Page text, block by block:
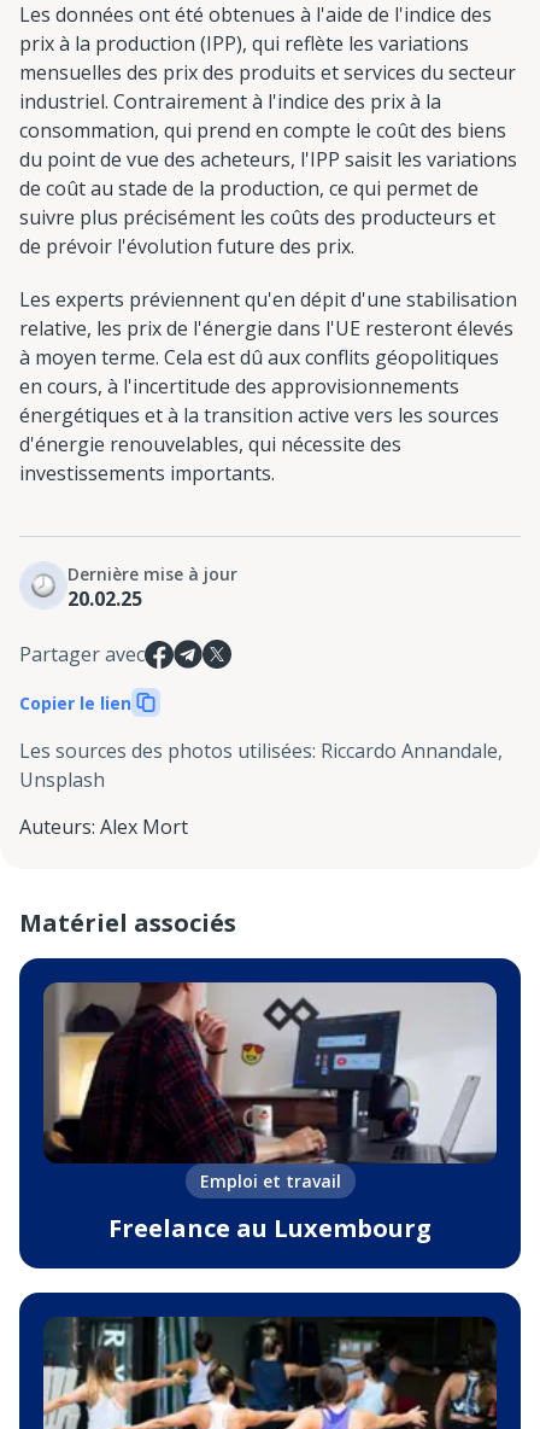
Les données ont été obtenues à l'aide de l'indice des
prix à la production (IPP), qui reflète les variations
mensuelles des prix des produits et services du secteur
industriel. Contrairement à l'indice des prix à la
consommation, qui prend en compte le coût des biens
du point de vue des acheteurs, l'IPP saisit les variations
de coût au stade de la production, ce qui permet de
suivre plus précisément les coûts des producteurs et
de prévoir l'évolution future des prix.
Les experts préviennent qu'en dépit d'une stabilisation
relative, les prix de l'énergie dans l'UE resteront élevés
à moyen terme. Cela est dû aux conflits géopolitiques
en cours, à l'incertitude des approvisionnements
énergétiques et à la transition active vers les sources
d'énergie renouvelables, qui nécessite des
investissements importants.
Dernière mise à jour
20.02.25
Partager avec
Copier le lien
Les sources des photos utilisées: Riccardo Annandale,
Unsplash
Auteurs: Alex Mort
Matériel associés
Emploi et travail
Freelance au Luxembourg